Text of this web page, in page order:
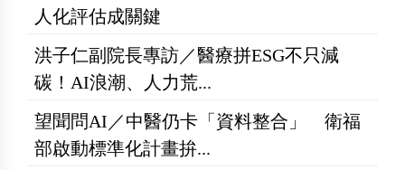
人化評估成關鍵
洪子仁副院長專訪／醫療拼ESG不只減
碳！AI浪潮、人力荒...
望聞問AI／中醫仍卡「資料整合」 衛福
部啟動標準化計畫拚...